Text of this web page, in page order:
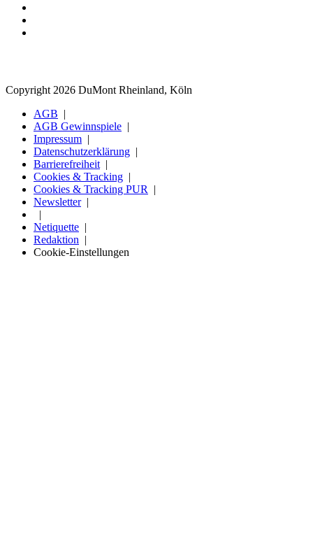
Copyright 2026 DuMont Rheinland, Köln
AGB
AGB Gewinnspiele
Impressum
Datenschutzerklärung
Barrierefreiheit
Cookies & Tracking
Cookies & Tracking PUR
Newsletter
Netiquette
Redaktion
Cookie-Einstellungen